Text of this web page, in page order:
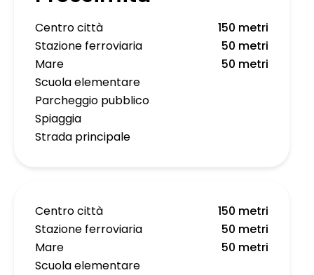
Centro città
150 metri
Stazione ferroviaria
50 metri
Mare
50 metri
Scuola elementare
Parcheggio pubblico
Spiaggia
Strada principale
Centro città
150 metri
Stazione ferroviaria
50 metri
Mare
50 metri
Scuola elementare